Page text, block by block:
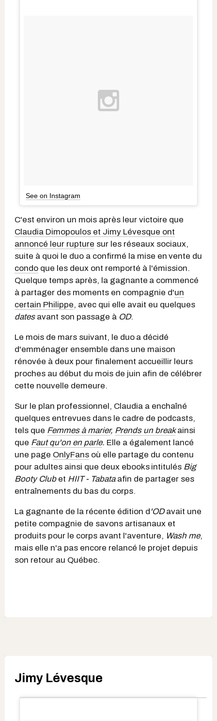
See on Instagram
C'est environ un mois après leur victoire que
Claudia Dimopoulos et Jimy Lévesque ont
annoncé leur rupture sur les réseaux sociaux,
suite à quoi le duo a confirmé la mise en vente du
condo que les deux ont remporté à l'émission.
Quelque temps après, la gagnante a commencé
à partager des moments en compagnie d'un
certain Philippe, avec qui elle avait eu quelques
datesavant son passage à OD.
Le mois de mars suivant, le duo a décidé
d'emménager ensemble dans une maison
rénovée à deux pour finalement accueillir leurs
proches au début du mois de juin afin de célébrer
cette nouvelle demeure.
Sur le plan professionnel, Claudia a enchaîné
quelques entrevues dans le cadre de podcasts,
tels que Femmes à marier, Prends un break ainsi
que Faut qu'on en parle. Elle a également lancé
une page OnlyFans où elle partage du contenu
pour adultes ainsi que deux ebooks intitulés Big
Booty Clubet HIIT - Tabataafin de partager ses
entraînements du bas du corps.
La gagnante de la récente édition d 'ODavait une
petite compagnie de savons artisanaux et
produits pour le corps avant l'aventure, Wash me,
mais elle n'a pas encore relancé le projet depuis
son retour au Québec.
Jimy Lévesque